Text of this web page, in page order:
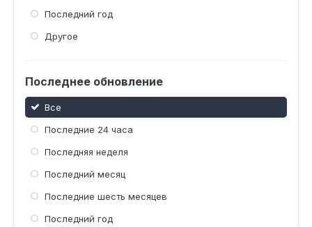
Последний год
Другое
Последнее обновление
Все
Последние 24 часа
Последняя неделя
Последний месяц
Последние шесть месяцев
Последний год